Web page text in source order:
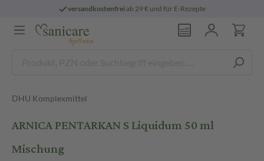
versandkostenfreiab 29 € und für E-Rezepte
DHU Komplexmittel
ARNICA PENTARKAN S Liquidum 50 ml
Mischung